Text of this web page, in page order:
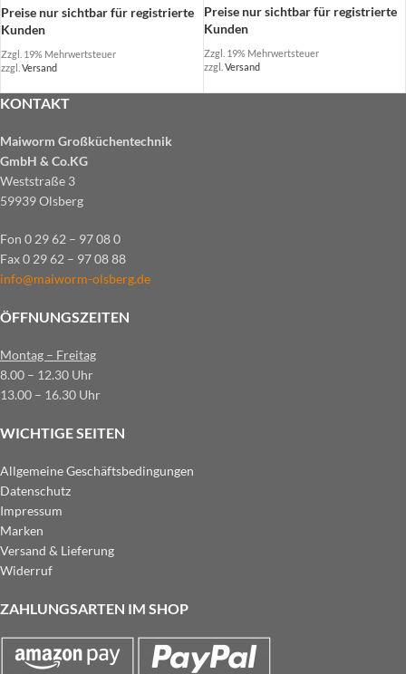
Preise nur sichtbar für registrierte
Kunden
Zzgl. 19% Mehrwertsteuer
zzgl. Versand
Preise nur sichtbar für registrierte
Kunden
Zzgl. 19% Mehrwertsteuer
zzgl. Versand
KONTAKT
Maiworm Großküchentechnik
GmbH & Co.KG
Weststraße 3
59939 Olsberg
Fon 0 29 62 – 97 08 0
Fax 0 29 62 – 97 08 88
info@maiworm-olsberg.de
ÖFFNUNGSZEITEN
Montag – Freitag
8.00 – 12.30 Uhr
13.00 – 16.30 Uhr
WICHTIGE SEITEN
Allgemeine Geschäftsbedingungen
Datenschutz
Impressum
Marken
Versand & Lieferung
Widerruf
ZAHLUNGSARTEN IM SHOP